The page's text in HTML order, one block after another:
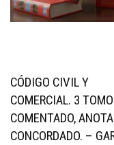
CÓDIGO CIVIL Y
COMERCIAL. 3
COMENTADO,
CONCORDADO. –